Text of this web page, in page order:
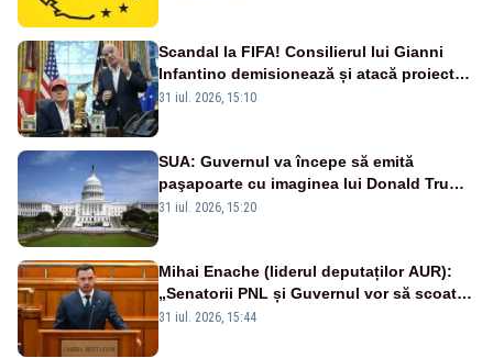
Scandal la FIFA! Consilierul lui Gianni
Infantino demisionează și atacă proiectul
privind investitorii străini
31 iul. 2026, 15:10
SUA: Guvernul va începe să emită
paşapoarte cu imaginea lui Donald Trump
începând cu 8 august
31 iul. 2026, 15:20
Mihai Enache (liderul deputaților AUR):
„Senatorii PNL și Guvernul vor să scoată
la vânzare bunuri publice pentru a stinge
31 iul. 2026, 15:44